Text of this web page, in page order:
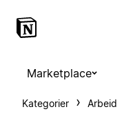
Marketplace
Kategorier Arbeid